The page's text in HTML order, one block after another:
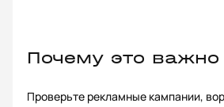
Почему это важно
Проверьте рекламные кампании,